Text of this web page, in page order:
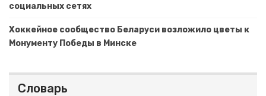
социальных сетях
Хоккейное сообщество Беларуси возложило цветы к
Монументу Победы в Минске
Словарь